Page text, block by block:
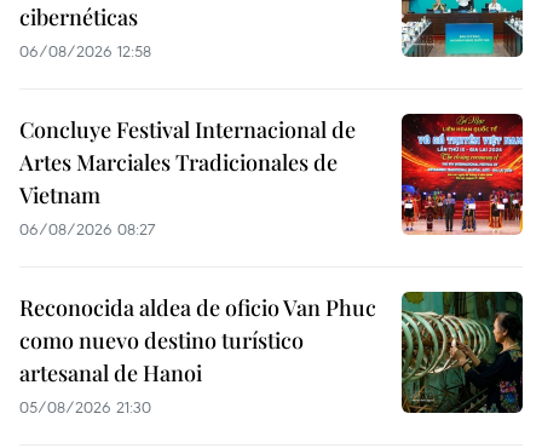
cibernéticas
06/08/2026 12:58
Concluye Festival Internacional de
Artes Marciales Tradicionales de
Vietnam
06/08/2026 08:27
Reconocida aldea de oficio Van Phuc
como nuevo destino turístico
artesanal de Hanoi
05/08/2026 21:30